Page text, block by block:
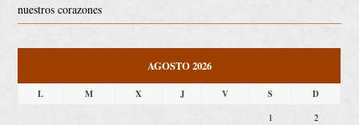
nuestros corazones
AGOSTO 2026
L M X J V S D
1 2